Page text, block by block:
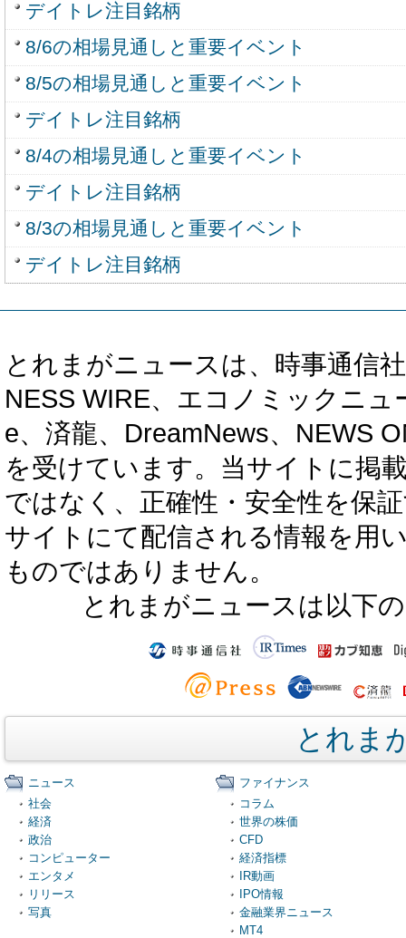
デイトレ注目銘柄
8/6の相場見通しと重要イベント
8/5の相場見通しと重要イベント
デイトレ注目銘柄
8/4の相場見通しと重要イベント
デイトレ注目銘柄
8/3の相場見通しと重要イベント
デイトレ注目銘柄
とれまがニュースは、時事通信
NESS WIRE、エコノミックニ
e、済龍、DreamNews、NEWS
を受けています。当サイトに掲
ではなく、正確性・安全性を保
サイトにて配信される情報を用
ものではありません。
とれまがニュースは以下
とれま
ニュース
社会
経済
政治
コンピューター
エンタメ
リリース
写真
ファイナンス
コラム
世界の株価
CFD
経済指標
IR動画
IPO情報
金融業界ニュース
MT4